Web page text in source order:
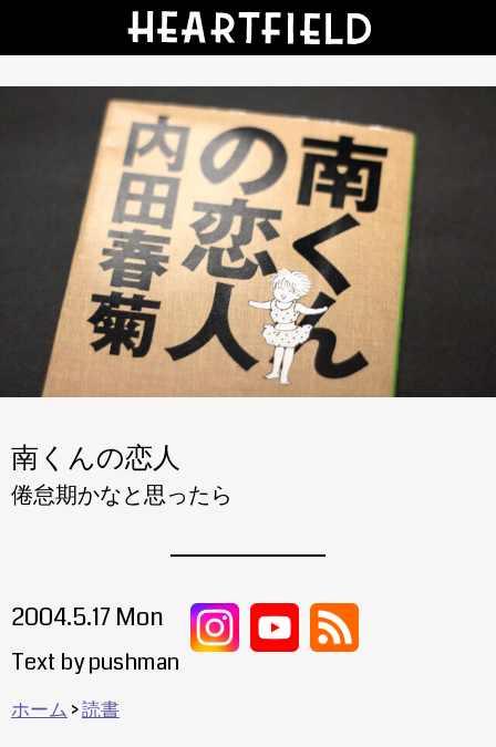
南くんの恋人
倦怠期かなと思ったら
2004.5.17 Mon
Text by pushman
ホーム 読書